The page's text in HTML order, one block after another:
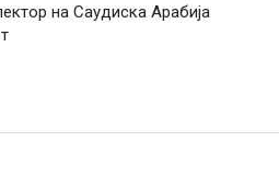
на Саудиска Арабија